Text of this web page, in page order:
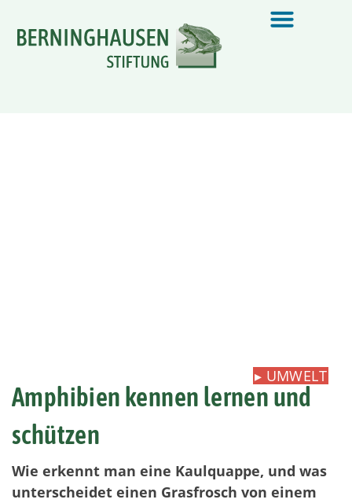
▸ UMWELT
Amphibien kennen lernen und
schützen
Wie erkennt man eine Kaulquappe, und was
unterscheidet einen Grasfrosch von einem